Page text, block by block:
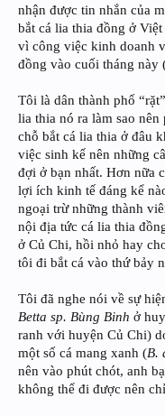
nhận được tin nhắn của
bắt cá lia thia đồng ở
vì công việc kinh doanh
đồng vào cuối tháng này
Tôi là dân thành phố
lia thia nó ra làm sao
chỗ bắt cá lia thia ở đâu
việc sinh kế nên những
đợi ở bạn nhất. Hơn nữa
lợi ích kinh tế đáng kể
ngoại trừ những thành
nội địa tức cá lia thia
ở Củ Chi, hồi nhỏ hay
tôi đi bắt cá vào thứ bảy
Tôi đã nghe nói về sự
Betta sp. Bùng Binh ở
ranh với huyện Củ Chi)
một số cá mang xanh (B.
nên vào phút chót, anh
không thể đi được nên